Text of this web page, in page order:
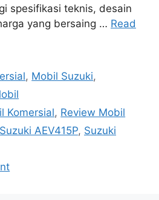
spesifikasi teknis, desain
yang bersaing … Read
, Mobil Suzuki,
Komersial, Review Mobil
AEV415P, Suzuki